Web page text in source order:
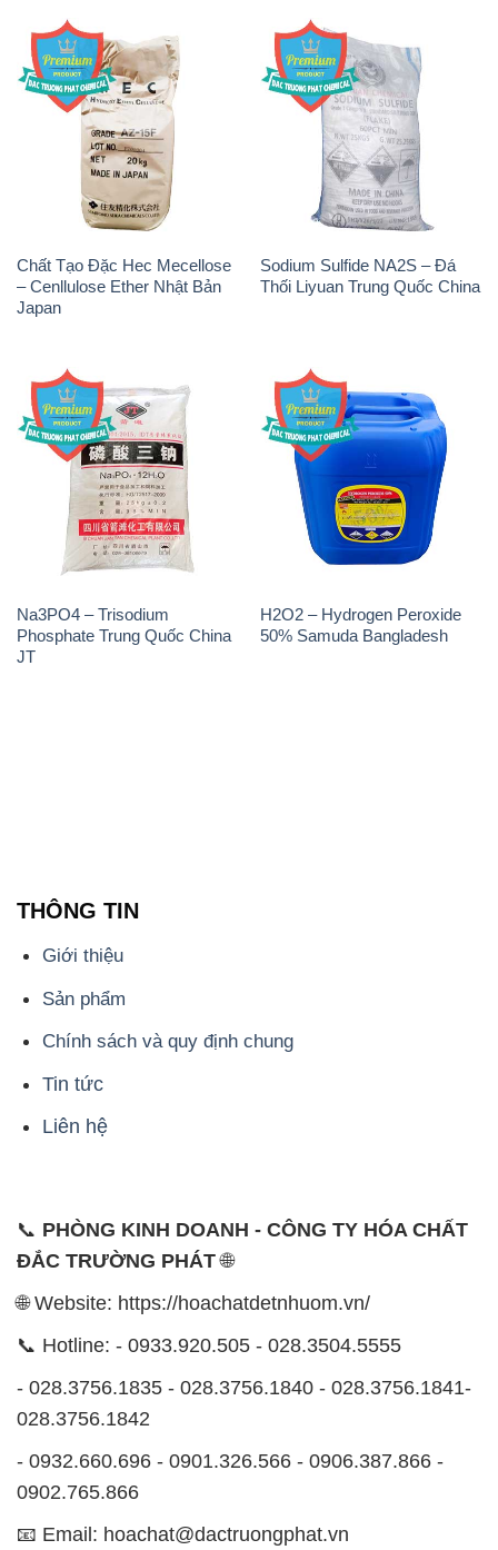
Chất Tạo Đặc Hec Mecellose
– Cenllulose Ether Nhật Bản
Japan
Sodium Sulfide NA2S – Đá
Thối Liyuan Trung Quốc China
Na3PO4 – Trisodium
Phosphate Trung Quốc China
JT
H2O2 – Hydrogen Peroxide
50% Samuda Bangladesh
THÔNG TIN
Giới thiệu
Sản phẩm
Chính sách và quy định chung
Tin tức
Liên hệ
📞 PHÒNG KINH DOANH - CÔNG TY HÓA CHẤT
ĐẮC TRƯỜNG PHÁT🌐
🌐 Website: https://hoachatdetnhuom.vn/
📞 Hotline: - 0933.920.505 - 028.3504.5555
- 028.3756.1835 - 028.3756.1840 - 028.3756.1841-
028.3756.1842
- 0932.660.696 - 0901.326.566 - 0906.387.866 -
0902.765.866
📧 Email: hoachat@dactruongphat.vn